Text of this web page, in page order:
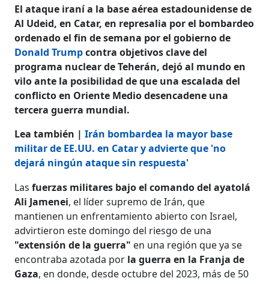
El ataque iraní a la base aérea estadounidense de
Al Udeid, en Catar, en represalia por el bombardeo
ordenado el fin de semana por el gobierno de
Donald Trumpcontra objetivos clave del
programa nuclear de Teherán, dejó al mundo en
vilo ante la posibilidad de que una escalada del
conflicto en Oriente Medio desencadene una
tercera guerra mundial.
Lea también |Irán bombardea la mayor base
militar de EE.UU. en Catar y advierte que 'no
dejará ningún ataque sin respuesta'
Las fuerzas militares bajo el comando del ayatolá
Ali Jamenei, el líder supremo de Irán, que
mantienen un enfrentamiento abierto con Israel,
advirtieron este domingo del riesgo de una
"extensión de la guerra" en una región que ya se
encontraba azotada por la guerra en la Franja de
Gaza, en donde, desde octubre del 2023, más de 50